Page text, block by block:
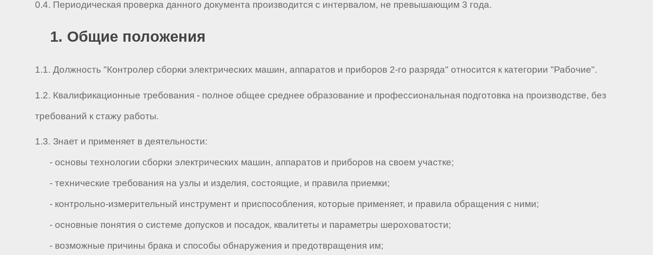
0.4. Периодическая проверка данного документа производится с интервалом, не превышающим 3 года.
1. Общие положения
1.1. Должность "Контролер сборки электрических машин, аппаратов и приборов 2-го разряда" относится к категории "Рабочие".
1.2. Квалификационные требования - полное общее среднее образование и профессиональная подготовка на производстве, без
требований к стажу работы.
1.3. Знает и применяет в деятельности:
- основы технологии сборки электрических машин, аппаратов и приборов на своем участке;
- технические требования на узлы и изделия, состоящие, и правила приемки;
- контрольно-измерительный инструмент и приспособления, которые применяет, и правила обращения с ними;
- основные понятия о системе допусков и посадок, квалитеты и параметры шероховатости;
- возможные причины брака и способы обнаружения и предотвращения им;